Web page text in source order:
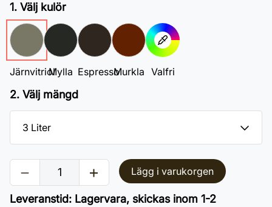
1. Välj kulör
JärnvitriolMylla EspressoMurkla Valfri
2. Välj mängd
Lägg i varukorgen
Leveranstid: Lagervara, skickas inom 1-2